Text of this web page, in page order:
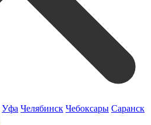
Уфа Челябинск Чебоксары Саранск